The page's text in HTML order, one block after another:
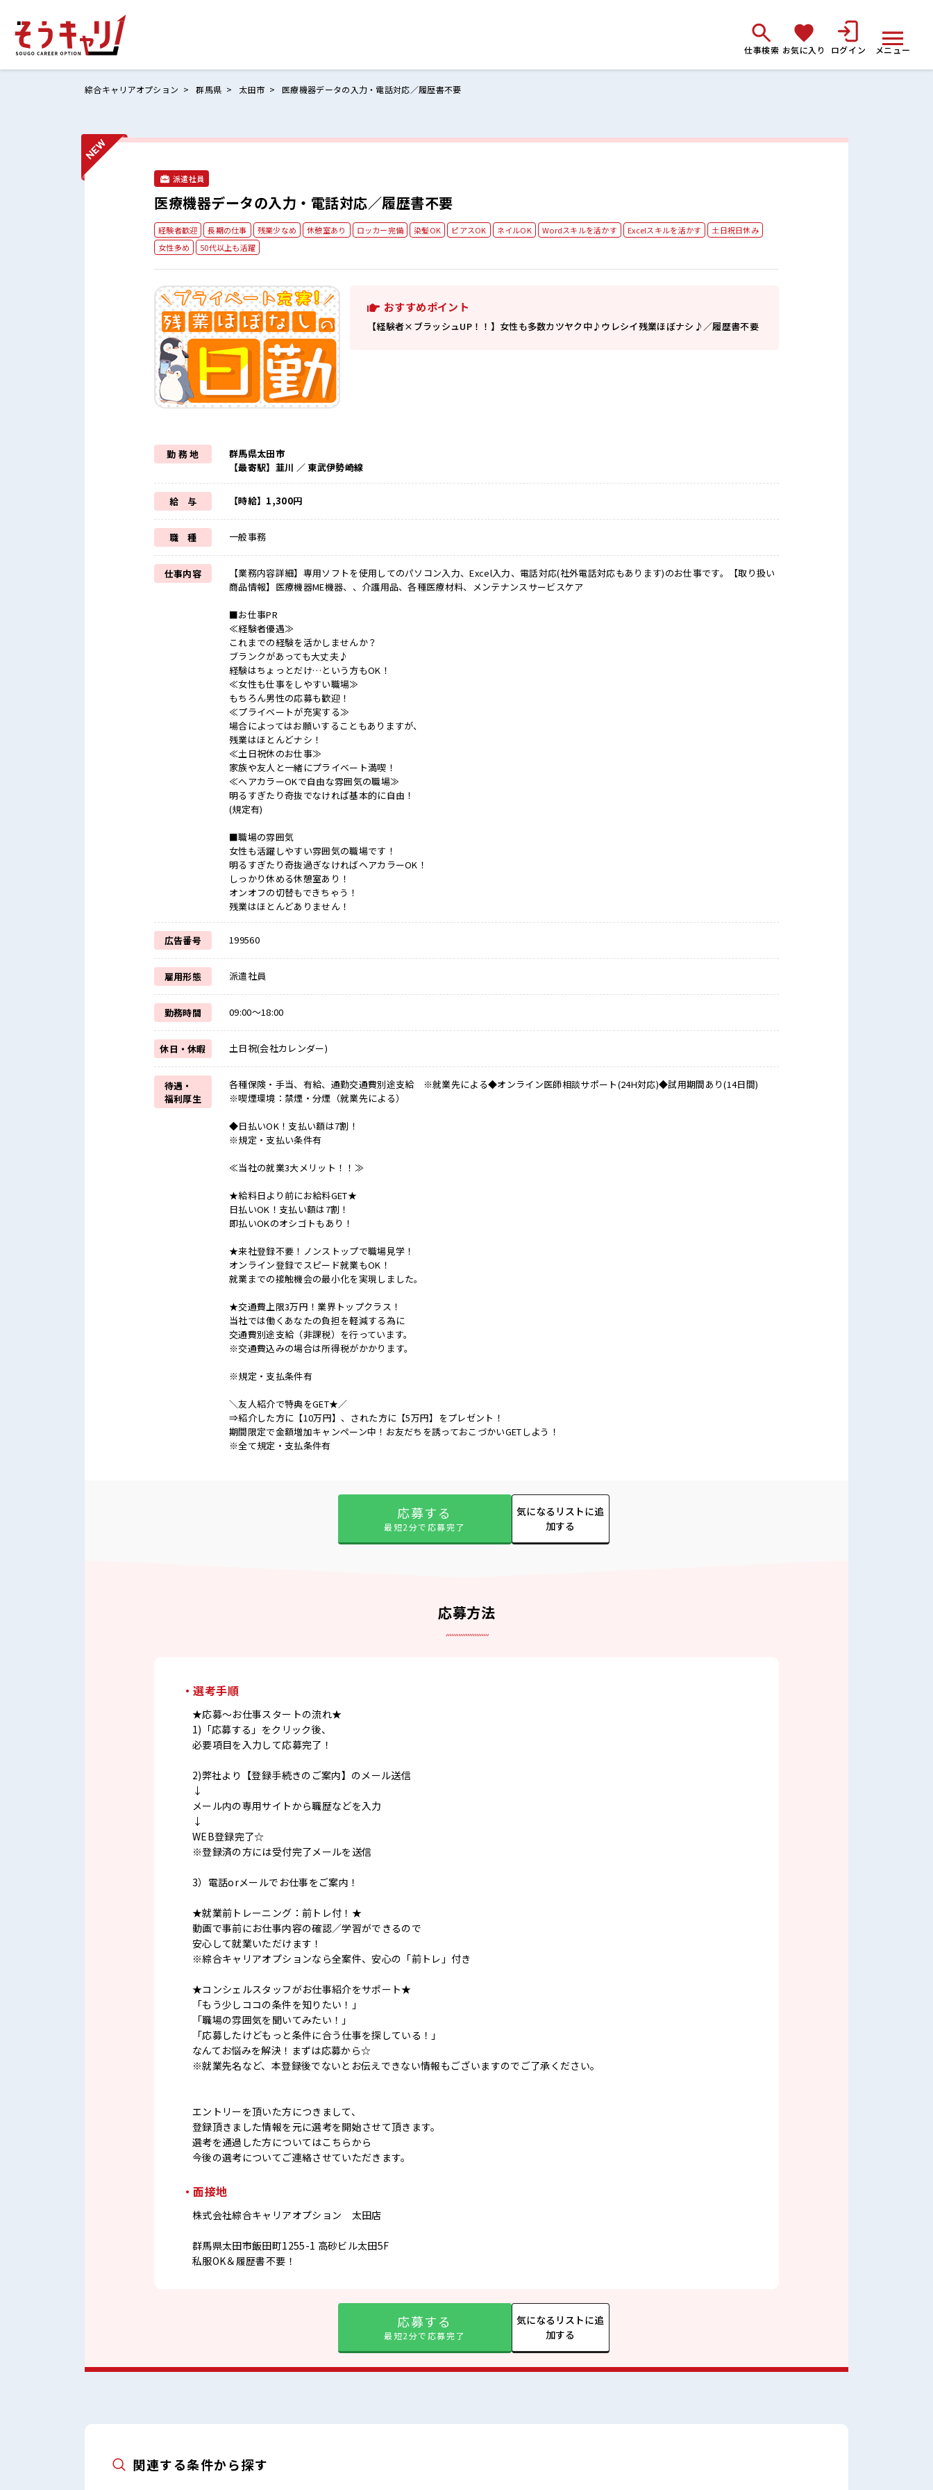
仕事検索 お気に入り ログイン メニュー
ログイン 閉じる
ホームにもどる
お気に入りリスト
お問い合わせ
ログイン
綜合キャリアオプション 群馬県 太田市 医療機器データの入力・電話対応／履歴書不要
派遣社員
医療機器データの入力・電話対応／履歴書不要
経験者歓迎 長期の仕事 残業少なめ 休憩室あり ロッカー完備 染髪OK ピアスOK ネイルOK Wordスキルを活かす Excelスキルを活かす
土日祝日休み
女性多め
50代以上も活躍
おすすめポイント
【経験者×ブラッシュUP！！】女性も多数カツヤク中♪ウレシイ残業ほぼナシ♪／履歴書不要
勤 務 地
群馬県太田市
【最寄駅】韮川 ／ 東武伊勢崎線
給 与 【時給】1,300円
職 種 一般事務
仕事内容
【業務内容詳細】専用ソフトを使用してのパソコン入力、Excel入力、電話対応(社外電話対応もあります)のお仕事です。【取り扱い
商品情報】医療機器ME機器、、介護用品、各種医療材料、メンテナンスサービスケア
■お仕事PR
≪経験者優遇≫
これまでの経験を活かしませんか？
ブランクがあっても大丈夫♪
経験はちょっとだけ…という方もOK！
≪女性も仕事をしやすい職場≫
もちろん男性の応募も歓迎！
≪プライベートが充実する≫
場合によってはお願いすることもありますが、
残業はほとんどナシ！
≪土日祝休のお仕事≫
家族や友人と一緒にプライベート満喫！
≪ヘアカラーOKで自由な雰囲気の職場≫
明るすぎたり奇抜でなければ基本的に自由！
(規定有)
■職場の雰囲気
女性も活躍しやすい雰囲気の職場です！
明るすぎたり奇抜過ぎなければヘアカラーOK！
しっかり休める休憩室あり！
オンオフの切替もできちゃう！
残業はほとんどありません！
広告番号 199560
雇用形態 派遣社員
勤務時間 09:00～18:00
休日・休暇 土日祝(会社カレンダー)
待遇・
福利厚生
各種保険・手当、有給、通勤交通費別途支給 ※就業先による◆オンライン医師相談サポート(24H対応)◆試用期間あり(14日間)
※喫煙環境：禁煙・分煙（就業先による）
◆日払いOK！支払い額は7割！
※規定・支払い条件有
≪当社の就業3大メリット！！≫
★給料日より前にお給料GET★
日払いOK！支払い額は7割！
即払いOKのオシゴトもあり！
★来社登録不要！ノンストップで職場見学！
オンライン登録でスピード就業もOK！
就業までの接触機会の最小化を実現しました。
★交通費上限3万円！業界トップクラス！
当社では働くあなたの負担を軽減する為に
交通費別途支給（非課税）を行っています。
※交通費込みの場合は所得税がかかります。
※規定・支払条件有
＼友人紹介で特典をGET★／
⇒紹介した方に【10万円】、された方に【5万円】をプレゼント！
期間限定で金額増加キャンペーン中！お友だちを誘っておこづかいGETしよう！
※全て規定・支払条件有
応募する
最短2分で応募完了
気になるリストに追
加する
応募方法
・選考手順
★応募～お仕事スタートの流れ★
1)「応募する」をクリック後、
必要項目を入力して応募完了！
2)弊社より【登録手続きのご案内】のメール送信
↓
メール内の専用サイトから職歴などを入力
↓
WEB登録完了☆
※登録済の方には受付完了メールを送信
3）電話orメールでお仕事をご案内！
★就業前トレーニング：前トレ付！★
動画で事前にお仕事内容の確認／学習ができるので
安心して就業いただけます！
※綜合キャリアオプションなら全案件、安心の「前トレ」付き
★コンシェルスタッフがお仕事紹介をサポート★
「もう少しココの条件を知りたい！」
「職場の雰囲気を聞いてみたい！」
「応募したけどもっと条件に合う仕事を探している！」
なんてお悩みを解決！まずは応募から☆
※就業先名など、本登録後でないとお伝えできない情報もございますのでご了承ください。
エントリーを頂いた方につきまして、
登録頂きました情報を元に選考を開始させて頂きます。
選考を通過した方についてはこちらから
今後の選考についてご連絡させていただきます。
・面接地
株式会社綜合キャリアオプション 太田店
群馬県太田市飯田町1255-1 高砂ビル太田5F
私服OK＆履歴書不要！
応募する
最短2分で応募完了
気になるリストに追
加する
関連する条件から探す